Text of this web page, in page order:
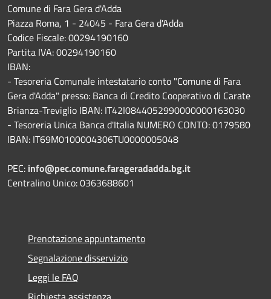
Comune di Fara Gera d'Adda
Piazza Roma, 1 - 24045 - Fara Gera d'Adda
Codice Fiscale: 00294190160
Partita IVA: 00294190160
IBAN:
- Tesoreria Comunale intestatario conto "Comune di Fara
Gera d'Adda" presso: Banca di Credito Cooperativo di Carate
Brianza-Treviglio IBAN: IT42I0844052990000000163030
- Tesoreria Unica Banca d'Italia NUMERO CONTO: 0179580
IBAN: IT69M0100004306TU0000005048
PEC: info@pec.comune.farageradadda.bg.it
Centralino Unico: 0363688601
Prenotazione appuntamento
Segnalazione disservizio
Leggi le FAQ